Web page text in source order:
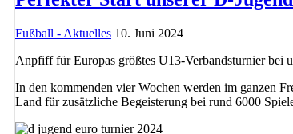
Fußball - Aktuelles 10. Juni 2024
Anpfiff für Europas größtes U13-Verbandsturnier bei
In den kommenden vier Wochen werden im ganzen
Land für zusätzliche Begeisterung bei rund 6000